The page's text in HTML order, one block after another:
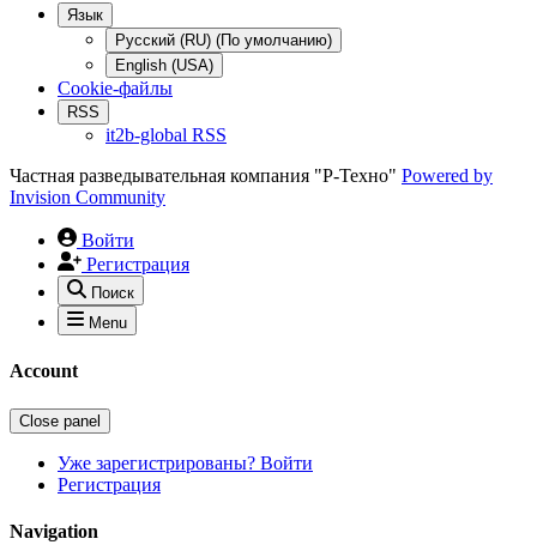
Язык
Русский (RU) (По умолчанию)
English (USA)
Cookie-файлы
RSS
it2b-global RSS
Частная разведывательная компания "Р-Техно" Powered by
Invision Community
Войти
Регистрация
Поиск
Menu
Account
Close panel
Уже зарегистрированы? Войти
Регистрация
Navigation